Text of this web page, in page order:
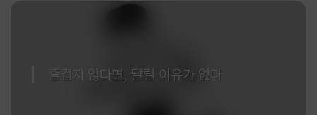
즐겁지 않다면, 달릴 이유가 없다